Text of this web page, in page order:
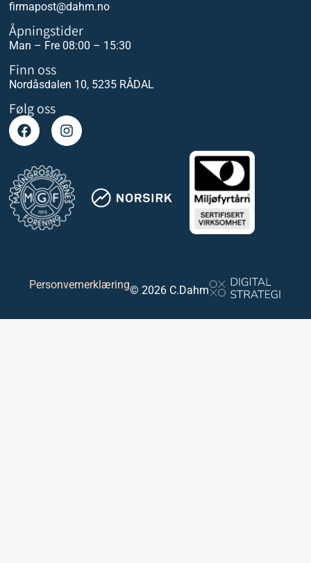
firmapost@dahm.no
Åpningstider
Man – Fre 08:00 – 15:30
Finn oss
Nordåsdalen 10, 5235 RÅDAL
Følg oss
Personvernerklæring© 2026 C.Dahm